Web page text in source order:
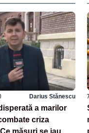
Darius Stănescu
a marilor
criza